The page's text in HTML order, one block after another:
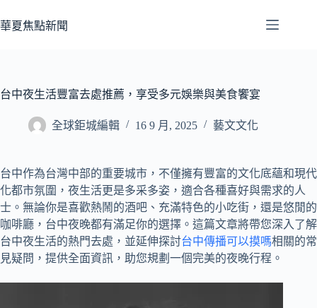
至
容
華夏焦點新聞
台中夜生活豐富去處推薦，享受多元娛樂與美食饗宴
全球鉅城編輯 16 9 月, 2025 藝文文化
台中作為台灣中部的重要城市，不僅擁有豐富的文化底蘊和現代
化都市氛圍，夜生活更是多采多姿，適合各種喜好與需求的人
士。無論你是喜歡熱鬧的酒吧、充滿特色的小吃街，還是悠閒的
咖啡廳，台中夜晚都有滿足你的選擇。這篇文章將帶您深入了解
台中夜生活的熱門去處，並延伸探討台中傳播可以摸嗎相關的常
見疑問，提供全面資訊，助您規劃一個完美的夜晚行程。